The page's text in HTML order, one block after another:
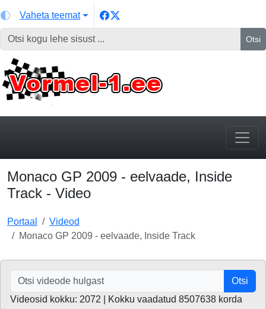
Vaheta teemat
Otsi
Monaco GP 2009 - eelvaade, Inside
Track - Video
Portaal
Videod
Monaco GP 2009 - eelvaade, Inside Track
Otsi
Videosid kokku: 2072 | Kokku vaadatud 8507638 korda